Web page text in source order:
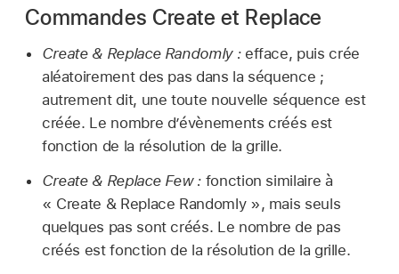
Commandes Create et Replace
Create & Replace Randomly :efface, puis crée
aléatoirement des pas dans la séquence ;
autrement dit, une toute nouvelle séquence est
créée. Le nombre d’évènements créés est
fonction de la résolution de la grille.
Create & Replace Few : fonction similaire à
« Create & Replace Randomly », mais seuls
quelques pas sont créés. Le nombre de pas
créés est fonction de la résolution de la grille.